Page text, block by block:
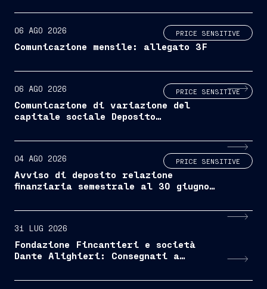
06 AGO 2026
Comunicazione mensile: allegato 3F
PRICE SENSITIVE
06 AGO 2026
Comunicazione di variazione del
capitale sociale Deposito
deposito dello statuto aggiornato
PRICE SENSITIVE
04 AGO 2026
Avviso di deposito relazione
finanziaria semestrale al 30 giugno
PRICE SENSITIVE
31 LUG 2026
Fondazione Fincantieri e società
Dante Alighieri: Consegnati a
corso di educazione civica per i